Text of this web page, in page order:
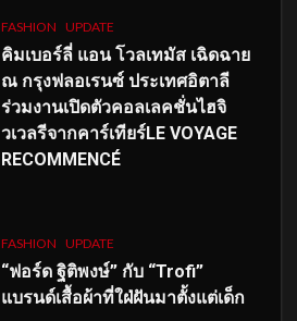
FASHION UPDATE
คิมเบอร์ลี่ แอน โวลเทมัส เฉิดฉาย
ณ กรุงฟลอเรนซ์ ประเทศอิตาลี
ร่วมงานเปิดตัวคอลเลคชั่นไฮจิ
วเวลรีจากคาร์เทียร์LE VOYAGE
RECOMMENCÉ
FASHION UPDATE
“ฟอร์ด ฐิติพงษ์” กับ “Trofi”
แบรนด์เสื้อผ้าที่ใฝ่ฝันมาตั้งแต่เด็ก